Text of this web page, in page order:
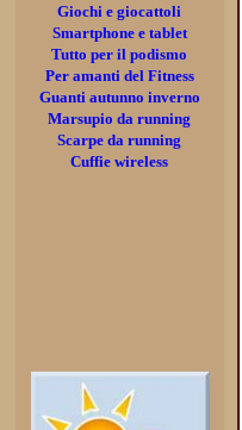
Giochi e giocattoli
Smartphone e tablet
Tutto per il podismo
Per amanti del Fitness
Guanti autunno inverno
Marsupio da running
Scarpe da running
Cuffie wireless